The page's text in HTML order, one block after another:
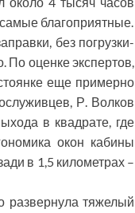
благоприятные.
без погрузки-
По оценке экспертов,
еще примерно
Р. Волков
в квадрате, где
окон кабины
в 1,5 километрах –
развернула тяжелый